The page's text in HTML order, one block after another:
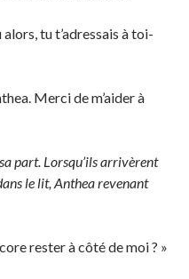
tu t’adressais à toi-
Merci de m’aider à
part. Lorsqu’ils arrivèrent
le lit, Anthea revenant
rester à côté de moi ? »